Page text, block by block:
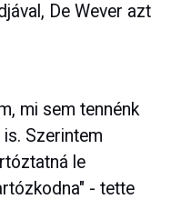
De Wever azt
mi sem tennénk
Szerintem
le
- tette